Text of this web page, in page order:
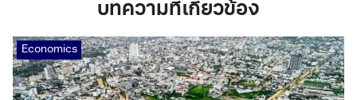
บทความที่เกี่ยวข้อง
Economics